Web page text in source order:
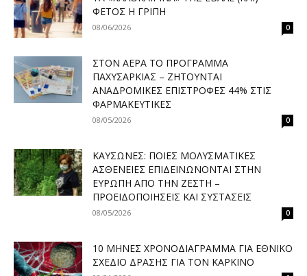
ΦΈΤΟΣ Η ΓΡΊΠΗ
08/06/2026 0
ΣΤΟΝ ΑΈΡΑ ΤΟ ΠΡΌΓΡΑΜΜΑ
ΠΑΧΥΣΑΡΚΊΑΣ – ΖΗΤΟΎΝΤΑΙ
ΑΝΑΔΡΟΜΙΚΈΣ ΕΠΙΣΤΡΟΦΈΣ 44% ΣΤΙΣ
ΦΑΡΜΑΚΕΥΤΙΚΈΣ
08/05/2026 0
ΚΑΎΣΩΝΕΣ: ΠΟΙΕΣ ΜΟΛΥΣΜΑΤΙΚΈΣ
ΑΣΘΈΝΕΙΕΣ ΕΠΙΔΕΙΝΏΝΟΝΤΑΙ ΣΤΗΝ
ΕΥΡΏΠΗ ΑΠΌ ΤΗΝ ΖΈΣΤΗ –
ΠΡΟΕΙΔΟΠΟΙΉΣΕΙΣ ΚΑΙ ΣΥΣΤΆΣΕΙΣ
08/05/2026 0
10 ΜΉΝΕΣ ΧΡΟΝΟΔΙΆΓΡΑΜΜΑ ΓΙΑ ΕΘΝΙΚΌ
ΣΧΈΔΙΟ ΔΡΆΣΗΣ ΓΙΑ ΤΟΝ ΚΑΡΚΊΝΟ